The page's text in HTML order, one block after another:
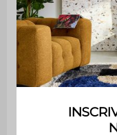
Grammage du
Garnissage